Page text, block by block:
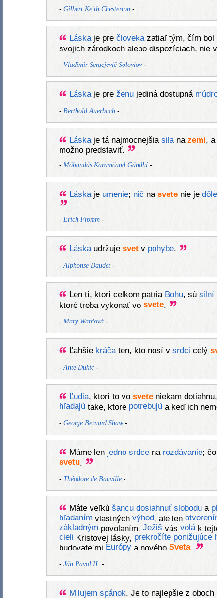
- Gilbert Keith Chesterton-
Láskaje pre človekazatiaľ tým, čím bol
svojich zárodkoch alebo dispozíciach, nie
- Vladimir Sergejevič Soloviov-
Láskaje pre ženujediná dostupná
- Berthold Auerbach-
Láskaje tá najmocnejšia silana zemi, a
možno predstaviť.
- Móhandás Karamčand Gándhí-
Láskaje umenie; nič na svetenie je
- Erich Fromm-
Láskaudržuje svetv pohybe.
- Alphonse Daudet-
Len tí, ktorí celkom patria Bohu, sú silní
ktoré treba vykonať vo svete.
- Mary Wardová-
Ľahšie kráčaten, kto nosí v srdci celý
- Ante Dukić-
Ľudia, ktorí to vo sveteniekam
hľadajútaké, ktoré potrebujúa keď ich
- George Bernard Shaw-
Máme len jedno srdcena rozdávanie;
svetu.
- Théodore de Banville-
Máte veľkú šancu dosiahnuť slobodua
hľadaním vlastných výhod , ale len
základným povolaním. Ježiš vás volák
cieli Kristovej lásky, prekročíte ponižujúce
budovateľmi Európya nového Sveta.
- Ján Pavol II. -
Milujem spánok. Je to najlepšie z oboch